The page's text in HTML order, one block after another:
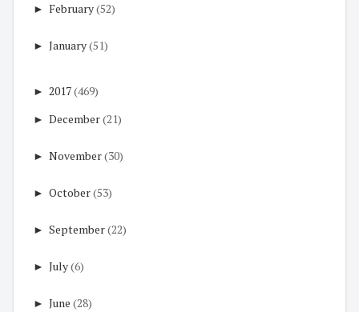
► February(52)
► January(51)
► 2017(469)
► December(21)
► November(30)
► October(53)
► September(22)
► July(6)
► June (28)